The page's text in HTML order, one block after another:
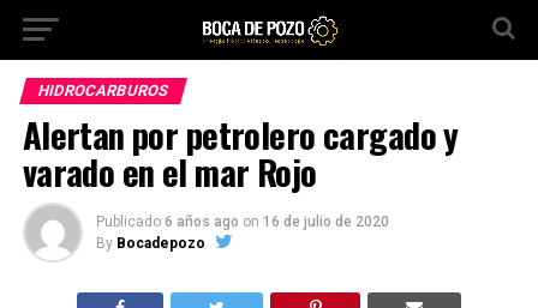
HIDROCARBUROS
Alertan por petrolero cargado y
varado en el mar Rojo
Publicado 6 años ago on 16 de julio de 2020
By Bocadepozo